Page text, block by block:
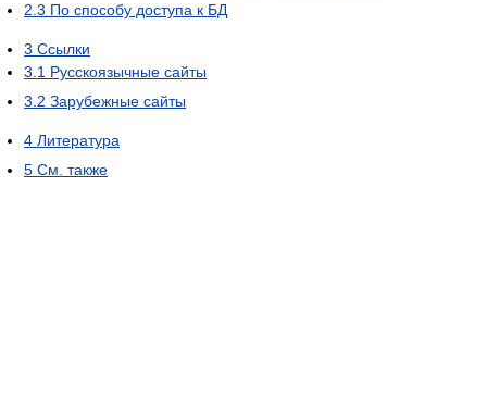
2.3 По способу доступа к БД
3 Ссылки
3.1 Русскоязычные сайты
3.2 Зарубежные сайты
4 Литература
5 См. также